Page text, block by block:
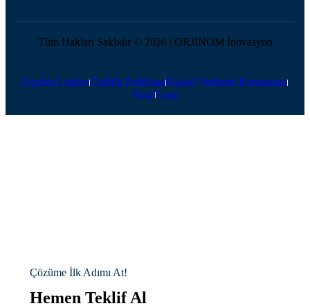
Tüm Hakları Saklıdır © 2026 | ORJİNOM İnovasyon
Faydalı LinklerGizlilik PolitikasıKişisel Verilerin Korunması
YasalLogo
Çözüme İlk Adımı At!
Hemen Teklif Al